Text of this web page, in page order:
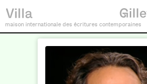
maison internationale des écritures contemporaines